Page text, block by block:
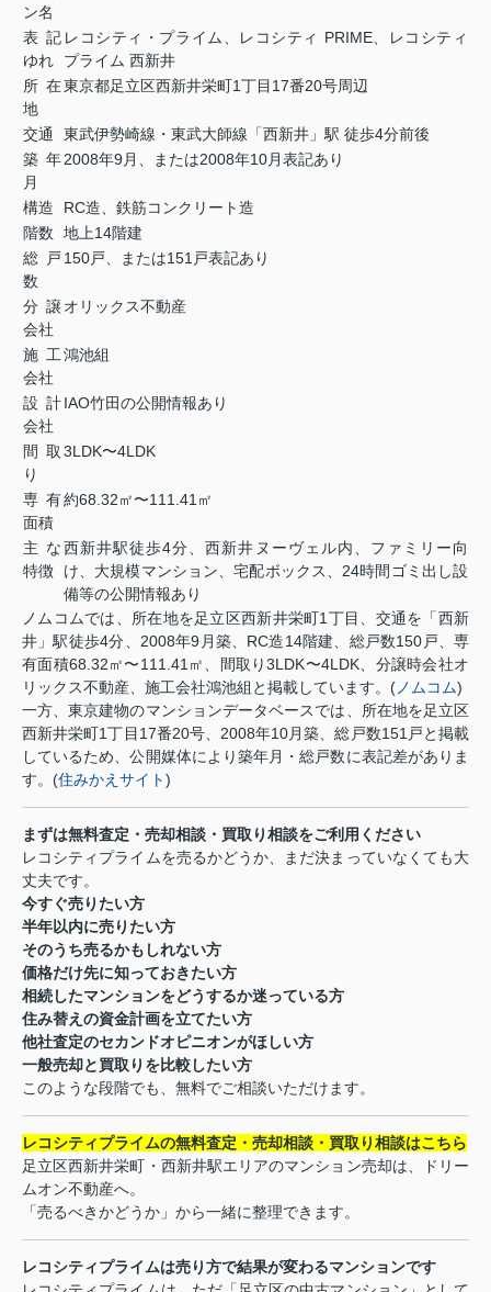
ン名
表記
ゆれ
レコシティ・プライム、レコシティ PRIME、レコシティ
プライム 西新井
所在
地
東京都足立区西新井栄町1丁目 17番20号周辺
交通 東武伊勢崎線・東武大師線「西新井」駅 徒歩4分前後
築年
月
2008年9 月、または2008年10月表記あり
構造 RC造、鉄筋コンクリート造
階数
地上14階建
総戸
数
150戸、または151 戸表記あり
分譲
会社
オリックス不動産
施工
会社
鴻池組
設計
会社
IAO竹田の公開情報あり
間取
り
3LDK〜4LDK
専有
面積
約68.32㎡〜111.41 ㎡
主な
特徴
西新井駅徒歩4分、西新井ヌーヴェル内、ファミリー向
け、大規模マンション、宅配ボックス、 24時間ゴミ出し設
備等の公開情報あり
ノムコムでは、所在地を足立区西新井栄町1 丁目、交通を「西新
井」駅徒歩4分、 2008年9 月築、 RC造14階建、総戸数150 戸、専
有面積68.32㎡〜111.41 ㎡、間取り3LDK〜4LDK 、分譲時会社オ
リックス不動産、施工会社鴻池組と掲載しています。 ( ノムコム)
一方、東京建物のマンションデータベースでは、所在地を足立区
西新井栄町1丁目 17番20号、 2008年10月築、総戸数151 戸と掲載
しているため、公開媒体により築年月・総戸数に表記差がありま
す。 (住みかえサイト)
まずは無料査定・売却相談・買取り相談をご利用ください
レコシティプライムを売るかどうか、まだ決まっていなくても大
丈夫です。
今すぐ売りたい方
半年以内に売りたい方
そのうち売るかもしれない方
価格だけ先に知っておきたい方
相続したマンションをどうするか迷っている方
住み替えの資金計画を立てたい方
他社査定のセカンドオピニオンがほしい方
一般売却と買取りを比較したい方
このような段階でも、無料でご相談いただけます。
レコシティプライムの無料査定・売却相談・買取り相談はこちら
足立区西新井栄町・西新井駅エリアのマンション売却は、ドリー
ムオン不動産へ。
「売るべきかどうか」から一緒に整理できます。
レコシティプライムは売り方で結果が変わるマンションです